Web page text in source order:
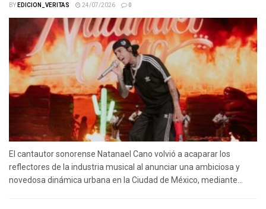
BYEDICION_VERITAS 24/07/2026 0
El cantautor sonorense Natanael Cano volvió a acaparar los
reflectores de la industria musical al anunciar una ambiciosa y
novedosa dinámica urbana en la Ciudad de México, mediante...